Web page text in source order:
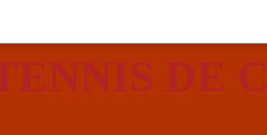
DE